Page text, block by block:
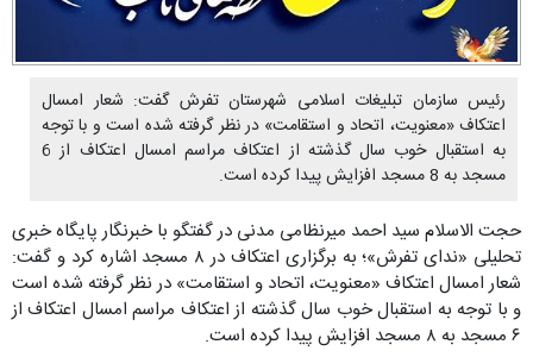
رئیس سازمان تبلیغات اسلامی شهرستان تفرش گفت: شعار امسال
اعتکاف «معنویت، اتحاد و استقامت» در نظر گرفته شده است و با توجه
به استقبال خوب سال گذشته از اعتکاف مراسم امسال اعتکاف از 6
مسجد به 8 مسجد افزایش پیدا کرده است.
حجت الاسلام سید احمد میرنظامی مدنی در گفتگو با خبرنگار پایگاه خبری
تحلیلی «ندای تفرش»؛ به برگزاری اعتکاف در ۸ مسجد اشاره کرد و گفت:
شعار امسال اعتکاف «معنویت، اتحاد و استقامت» در نظر گرفته شده است
و با توجه به استقبال خوب سال گذشته از اعتکاف مراسم امسال اعتکاف از
۶ مسجد به ۸ مسجد افزایش پیدا کرده است.